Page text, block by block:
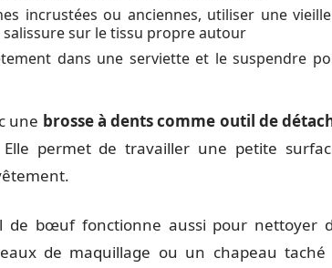
incrustées ou anciennes, utiliser une
salissure sur le tissu propre autour
dans une serviette et le suspendre
une brosse à dents comme outil de
permet de travailler une petite
de bœuf fonctionne aussi pour nettoyer
de maquillage ou un chapeau taché